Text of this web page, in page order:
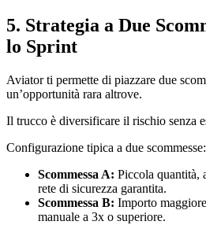
5. Strategia a Due
lo Sprint
Aviator ti permette di piazzare due
un’opportunità rara altrove.
Il trucco è diversificare il rischio senza
Configurazione tipica a due scommesse:
Scommessa A: Piccola quantità,
rete di sicurezza garantita.
Scommessa B: Importo
manuale a 3x o superiore.